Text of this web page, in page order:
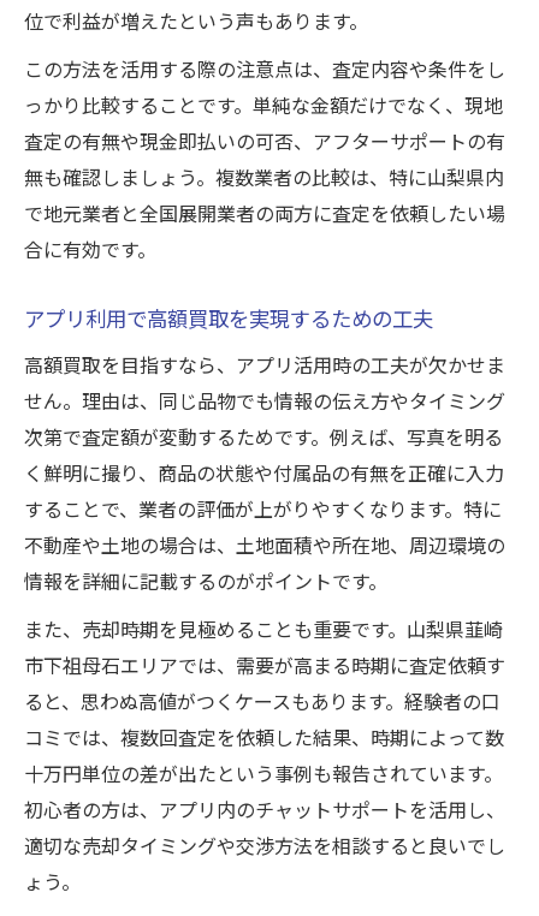
位で利益が増えたという声もあります。
この方法を活用する際の注意点は、査定内容や条件をし
っかり比較することです。単純な金額だけでなく、現地
査定の有無や現金即払いの可否、アフターサポートの有
無も確認しましょう。複数業者の比較は、特に山梨県内
で地元業者と全国展開業者の両方に査定を依頼したい場
合に有効です。
アプリ利用で高額買取を実現するための工夫
高額買取を目指すなら、アプリ活用時の工夫が欠かせま
せん。理由は、同じ品物でも情報の伝え方やタイミング
次第で査定額が変動するためです。例えば、写真を明る
く鮮明に撮り、商品の状態や付属品の有無を正確に入力
することで、業者の評価が上がりやすくなります。特に
不動産や土地の場合は、土地面積や所在地、周辺環境の
情報を詳細に記載するのがポイントです。
また、売却時期を見極めることも重要です。山梨県韮崎
市下祖母石エリアでは、需要が高まる時期に査定依頼す
ると、思わぬ高値がつくケースもあります。経験者の口
コミでは、複数回査定を依頼した結果、時期によって数
十万円単位の差が出たという事例も報告されています。
初心者の方は、アプリ内のチャットサポートを活用し、
適切な売却タイミングや交渉方法を相談すると良いでし
ょう。